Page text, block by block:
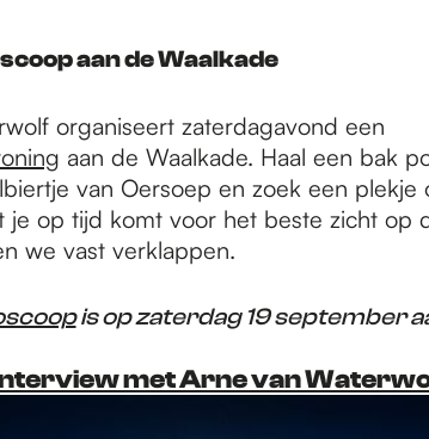
aan de Waalkade
organiseert zaterdagavond een
aan de Waalkade. Haal een bak
van Oersoep en zoek een plekje
je op tijd komt voor het beste zicht op
we vast verklappen.
is op zaterdag 19 september
met Arne van